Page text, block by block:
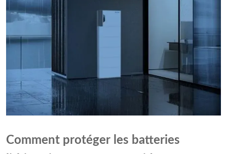
Comment protéger les batteries